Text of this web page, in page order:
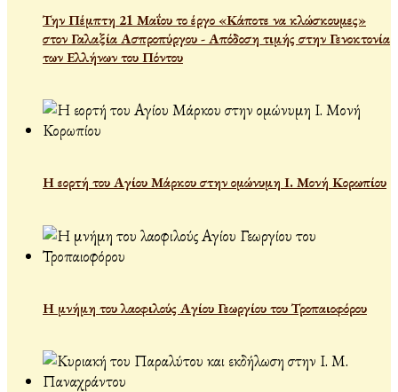
Την Πέμπτη 21 Μαΐου το έργο «Κάποτε να κλώσκουμες»
στον Γαλαξία Ασπροπύργου - Απόδοση τιμής στην Γενοκτονία
των Ελλήνων του Πόντου
Η εορτή του Αγίου Μάρκου στην ομώνυμη Ι. Μονή Κορωπίου
Η μνήμη του λαοφιλούς Αγίου Γεωργίου του Τροπαιοφόρου